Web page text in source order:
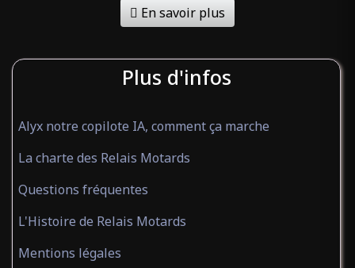
En savoir plus
Plus d'infos
Alyx notre copilote IA, comment ça marche
La charte des Relais Motards
Questions fréquentes
L'Histoire de Relais Motards
Mentions légales